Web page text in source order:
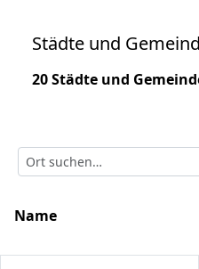
Städte und
20 Städte und
Name